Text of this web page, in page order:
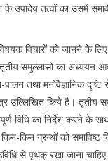
के उपादेय तत्वों का उसमें
विचारों को जानने के
तृतीय समुल्लासों का अध्ययन
तथा मनोवैज्ञानिक दृष्टि
उल्लिखित किये हैं। तृतीय
विधि का निर्देश करने के
किन ग्रन्थों को समाविष्ट
से पृथक् रखा जाना